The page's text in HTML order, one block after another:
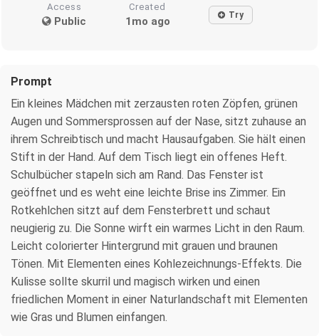
Access
Public
Created
1mo ago Try
Prompt
Ein kleines Mädchen mit zerzausten roten Zöpfen, grünen
Augen und Sommersprossen auf der Nase, sitzt zuhause an
ihrem Schreibtisch und macht Hausaufgaben. Sie hält einen
Stift in der Hand. Auf dem Tisch liegt ein offenes Heft.
Schulbücher stapeln sich am Rand. Das Fenster ist
geöffnet und es weht eine leichte Brise ins Zimmer. Ein
Rotkehlchen sitzt auf dem Fensterbrett und schaut
neugierig zu. Die Sonne wirft ein warmes Licht in den Raum.
Leicht colorierter Hintergrund mit grauen und braunen
Tönen. Mit Elementen eines Kohlezeichnungs-Effekts. Die
Kulisse sollte skurril und magisch wirken und einen
friedlichen Moment in einer Naturlandschaft mit Elementen
wie Gras und Blumen einfangen.